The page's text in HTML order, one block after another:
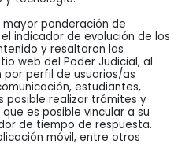
mayor ponderación de
indicador de evolución de los
y resaltaron las
web del Poder Judicial, al
perfil de usuarios/as
estudiantes,
posible realizar trámites y
es posible vincular a su
de tiempo de respuesta.
móvil, entre otros